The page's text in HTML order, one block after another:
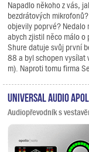
Napadlo někoho z vás,
bezdrátových
objevily poprvé? Nedalo
abych zjistil něco málo o
Shure datuje svůj první
88 a byl schopen vysílat
m). Naproti tomu firma
Universal Audio
Audiopřevodník s